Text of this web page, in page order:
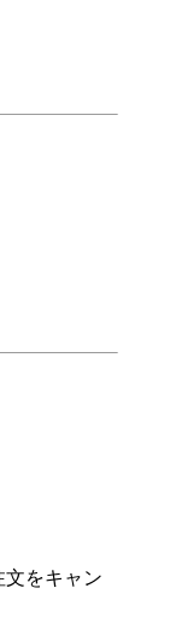
文をキャン